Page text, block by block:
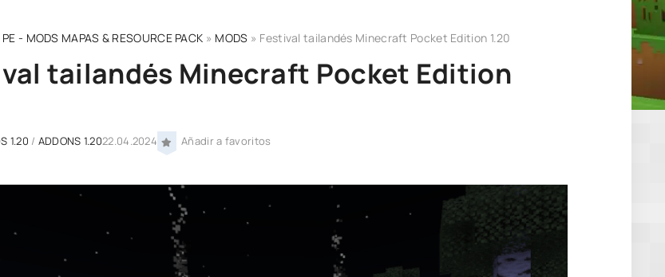
- MODS MAPAS & RESOURCE PACK » MODS » Festival tailandés Minecraft Pocket Edition 1.20
tailandés Minecraft Pocket Edition
1.20 / ADDONS 1.2022.04.2024 Añadir a favoritos